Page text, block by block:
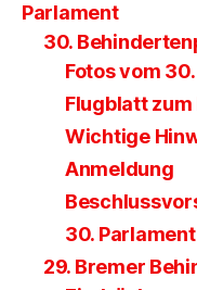
Parlament
30.
Fotos vom
Flugblatt
Wichtige
Anmeldung
30.
29. Bremer